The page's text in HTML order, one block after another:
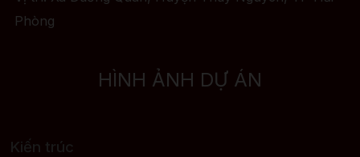
Phòng
HÌNH ẢNH DỰ ÁN
Kiến trúc